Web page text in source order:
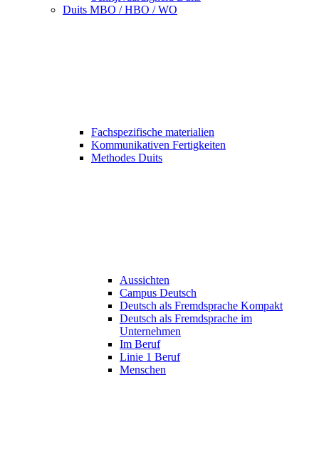
Duits MBO / HBO / WO
Fachspezifische materialien
Kommunikativen Fertigkeiten
Methodes Duits
Aussichten
Campus Deutsch
Deutsch als Fremdsprache Kompakt
Deutsch als Fremdsprache im
Unternehmen
Im Beruf
Linie 1 Beruf
Menschen